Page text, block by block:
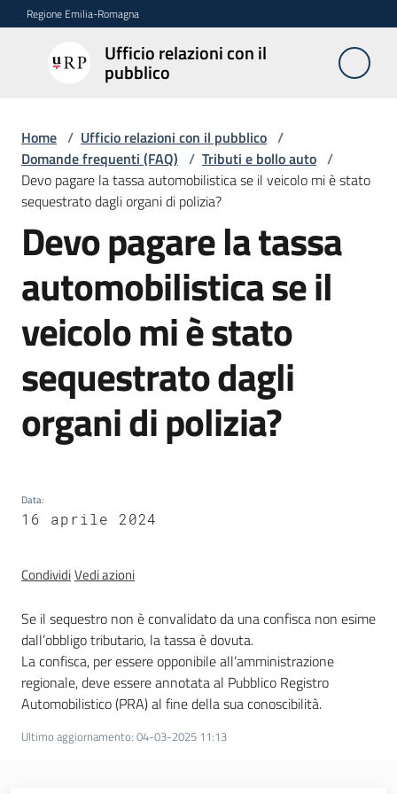
Vai al contenuto
Vai alla navigazione
Vai al footer
Regione Emilia-Romagna
Ufficio relazioni con il
pubblico
Ufficio
relazioni
pubblico
Novità
Servizi
dell'Urp
Accesso
e
frequenti
(FAQ)
P
r
s
o
n
e
o
Home / Ufficio relazioni con il pubblico /
Domande frequenti (FAQ) / Tributi e bollo auto /
Devo pagare la tassa automobilistica se il veicolo mi è stato
sequestrato dagli organi di polizia?
Salta al contenuto
Devo pagare la tassa
automobilistica se il
veicolo mi è stato
sequestrato dagli
organi di polizia?
Data:
16 aprile 2024
CondividiVedi azioni
Se il sequestro non è convalidato da una confisca non esime
dall’obbligo tributario, la tassa è dovuta.
La confisca, per essere opponibile all’amministrazione
regionale, deve essere annotata al Pubblico Registro
Automobilistico (PRA) al fine della sua conoscibilità.
Ultimo aggiornamento: 04-03-2025 11:13